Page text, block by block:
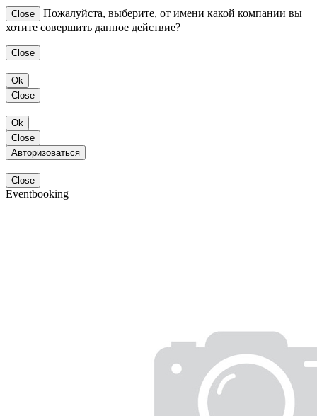
Close
Пожалуйста, выберите, от имени какой компании вы
хотите совершить данное действие?
Close
Ok
Close
Ok
Close
Авторизоваться
Close
Eventbooking